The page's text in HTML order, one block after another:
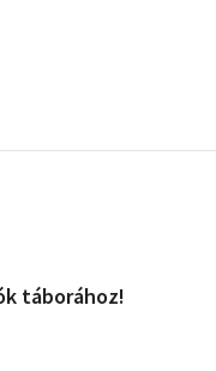
táborához!